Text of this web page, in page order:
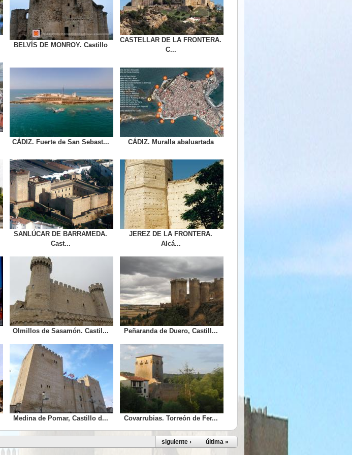
BELVÍS DE MONROY. Castillo
CASTELLAR DE LA FRONTERA.
C...
CÁDIZ. Fuerte de San Sebast... CÁDIZ. Muralla abaluartada
SANLÚCAR DE BARRAMEDA.
Cast...
JEREZ DE LA FRONTERA.
Alcá...
Olmillos de Sasamón. Castil... Peñaranda de Duero, Castill...
Medina de Pomar, Castillo d... Covarrubias. Torreón de Fer...
siguiente › última »